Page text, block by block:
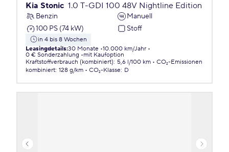
Kia Stonic 1.0 T-GDI 100 48V Nightline Edition
Benzin
Manuell
100 PS (74 kW)
Stoff
in 4 bis 8 Wochen
Leasingdetails:30 Monate 10.000 km/Jahr
0 € Sonderzahlung
mit Kaufoption
Kraftstoffverbrauch (kombiniert): 5,6 l/100 km
CO₂-Emissionen
kombiniert: 128 g/km CO₂-Klasse: D